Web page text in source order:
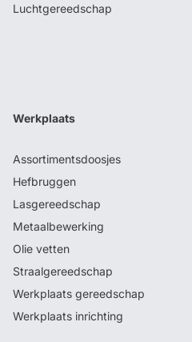
Luchtgereedschap
Werkplaats
Assortimentsdoosjes
Hefbruggen
Lasgereedschap
Metaalbewerking
Olie vetten
Straalgereedschap
Werkplaats gereedschap
Werkplaats inrichting